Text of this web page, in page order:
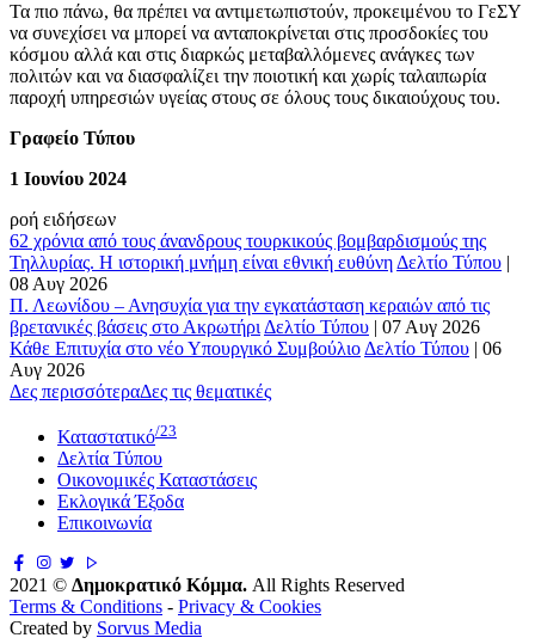
Τα πιο πάνω, θα πρέπει να αντιμετωπιστούν, προκειμένου το ΓεΣΥ
να συνεχίσει να μπορεί να ανταποκρίνεται στις προσδοκίες του
κόσμου αλλά και στις διαρκώς μεταβαλλόμενες ανάγκες των
πολιτών και να διασφαλίζει την ποιοτική και χωρίς ταλαιπωρία
παροχή υπηρεσιών υγείας στους σε όλους τους δικαιούχους του.
Γραφείο Τύπου
1 Ιουνίου 2024
ροή ειδήσεων
62 χρόνια από τους άνανδρους τουρκικούς βομβαρδισμούς της
Τηλλυρίας. Η ιστορική μνήμη είναι εθνική ευθύνη Δελτίο Τύπου |
08 Αυγ 2026
Π. Λεωνίδου – Ανησυχία για την εγκατάσταση κεραιών από τις
βρετανικές βάσεις στο Ακρωτήρι Δελτίο Τύπου | 07 Αυγ 2026
Κάθε Επιτυχία στο νέο Υπουργικό Συμβούλιο Δελτίο Τύπου | 06
Αυγ 2026
Δες περισσότεραΔες τις θεματικές
Καταστατικό/23
Δελτία Τύπου
Οικονομικές Καταστάσεις
Εκλογικά Έξοδα
Επικοινωνία
2021 © Δημοκρατικό Κόμμα. All Rights Reserved
Terms & Conditions - Privacy & Cookies
Created by Sorvus Media